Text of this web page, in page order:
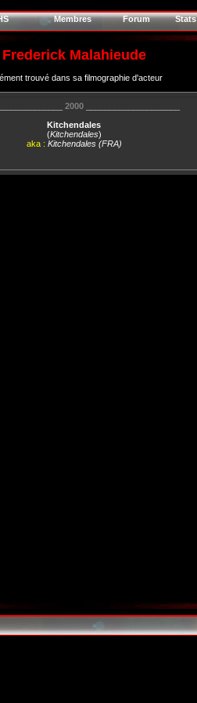
Membres Forum Stats
Frederick Malahieude
trouvé dans sa filmographie d'acteur
2000____________________
Kitchendales
(Kitchendales)
aka : Kitchendales (FRA)